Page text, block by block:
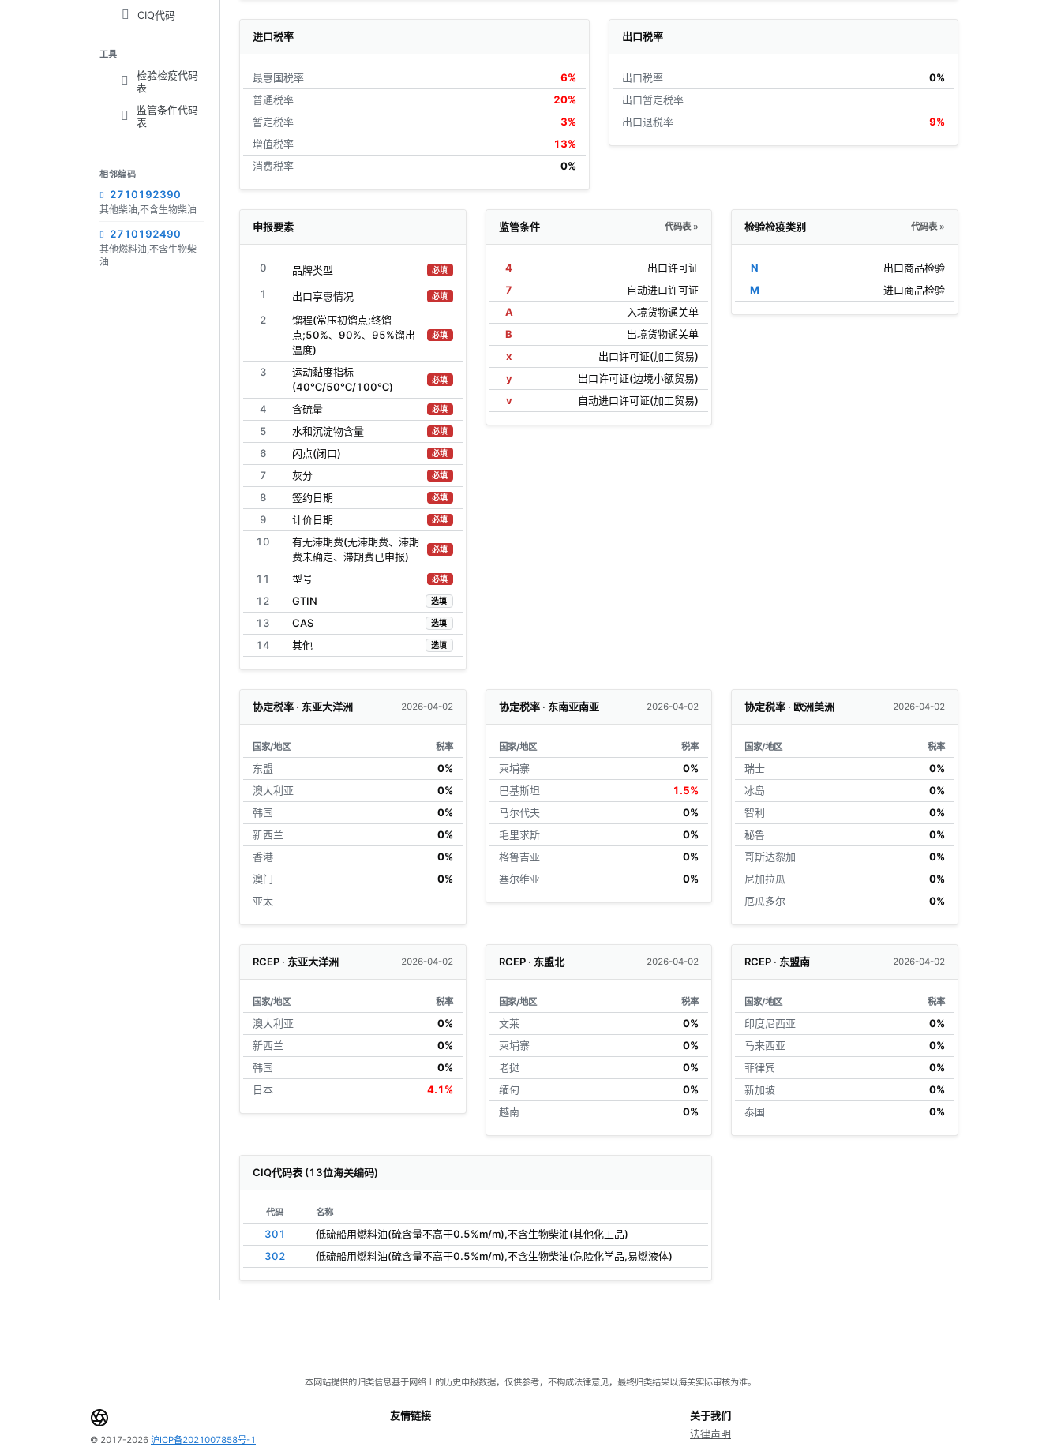
CIQ代码
工具
检验检疫代码
表
监管条件代码
表
相邻编码
2710192390
其他柴油,不含生物柴油
2710192490
其他燃料油,不含生物柴
油
进口税率
最惠国税率
6%
普通税率
20%
暂定税率
3%
增值税率
13%
消费税率
0%
出口税率
出口税率
0%
出口暂定税率
出口退税率
9%
申报要素
0 品牌类型 必填
1 出口享惠情况 必填
2
馏程(常压初馏点;终馏
点;50%、90%、95%馏出
温度)
必填
3
运动黏度指标
(40℃/50℃/100℃)
必填
4 含硫量 必填
5 水和沉淀物含量 必填
6 闪点(闭口) 必填
7 灰分 必填
8 签约日期 必填
9 计价日期 必填
10
有无滞期费(无滞期费、滞期
费未确定、滞期费已申报)
必填
11 型号 必填
12 GTIN 选填
13 CAS 选填
14 其他 选填
监管条件 代码表 »
4
出口许可证
7
自动进口许可证
A
入境货物通关单
B
出境货物通关单
x
出口许可证(加工贸易)
y
出口许可证(边境小额贸易)
v
自动进口许可证(加工贸易)
检验检疫类别 代码表 »
N
出口商品检验
M
进口商品检验
协定税率 · 东亚大洋洲 2026-04-02
国家/地区 税率
东盟
0%
澳大利亚
0%
韩国
0%
新西兰
0%
香港
0%
澳门
0%
亚太
协定税率 · 东南亚南亚 2026-04-02
国家/地区 税率
柬埔寨
0%
巴基斯坦
1.5%
马尔代夫
0%
毛里求斯
0%
格鲁吉亚
0%
塞尔维亚
0%
协定税率 · 欧洲美洲 2026-04-02
国家/地区 税率
瑞士
0%
冰岛
0%
智利
0%
秘鲁
0%
哥斯达黎加
0%
尼加拉瓜
0%
厄瓜多尔
0%
RCEP · 东亚大洋洲 2026-04-02
国家/地区 税率
澳大利亚
0%
新西兰
0%
韩国
0%
日本
4.1%
RCEP · 东盟北 2026-04-02
国家/地区 税率
文莱
0%
柬埔寨
0%
老挝
0%
缅甸
0%
越南
0%
RCEP · 东盟南 2026-04-02
国家/地区 税率
印度尼西亚
0%
马来西亚
0%
菲律宾
0%
新加坡
0%
泰国
0%
CIQ代码表 (13位海关编码)
代码 名称
301
低硫船用燃料油(硫含量不高于0.5%m/m),不含生物柴油(其他化工品)
302
低硫船用燃料油(硫含量不高于0.5%m/m),不含生物柴油(危险化学品,易燃液体)
本网站提供的归类信息基于网络上的历史申报数据，仅供参考，不构成法律意见，最终归类结果以海关实际审核为准。
© 2017-2026 沪ICP备2021007858号-1
友情链接
关于我们
法律声明